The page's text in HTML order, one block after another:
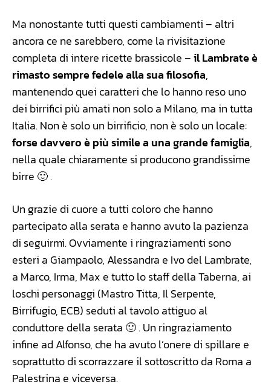
Ma nonostante tutti questi cambiamenti – altri
ancora ce ne sarebbero, come la rivisitazione
completa di intere ricette brassicole –il Lambrate è
rimasto sempre fedele alla sua filosofia,
mantenendo quei caratteri che lo hanno reso uno
dei birrifici più amati non solo a Milano, ma in tutta
Italia. Non è solo un birrificio, non è solo un locale:
forse davvero è più simile a una grande famiglia,
nella quale chiaramente si producono grandissime
birre 🙂 .
Un grazie di cuore a tutti coloro che hanno
partecipato alla serata e hanno avuto la pazienza
di seguirmi. Ovviamente i ringraziamenti sono
esteri a Giampaolo, Alessandra e Ivo del Lambrate,
a Marco, Irma, Max e tutto lo staff della Taberna, ai
loschi personaggi (Mastro Titta, Il Serpente,
Birrifugio, ECB) seduti al tavolo attiguo al
conduttore della serata 🙂 . Un ringraziamento
infine ad Alfonso, che ha avuto l’onere di spillare e
soprattutto di scorrazzare il sottoscritto da Roma a
Palestrina e viceversa.